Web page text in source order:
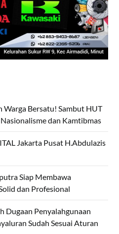
Warga Bersatu! Sambut HUT
dan Kamtibmas
Jakarta Pusat H.Abdulazis
Siap Membawa
dan Profesional
Dugaan Penyalahgunaan
Sudah Sesuai Aturan